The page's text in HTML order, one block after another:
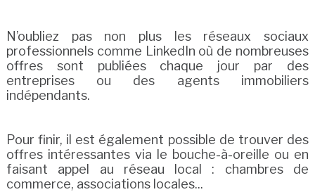
N’oubliez pas non plus les réseaux sociaux
professionnels comme LinkedIn où de nombreuses
offres sont publiées chaque jour par des
entreprises ou des agents immobiliers
indépendants.
Pour finir, il est également possible de trouver des
offres intéressantes via le bouche-à-oreille ou en
faisant appel au réseau local : chambres de
commerce, associations locales...